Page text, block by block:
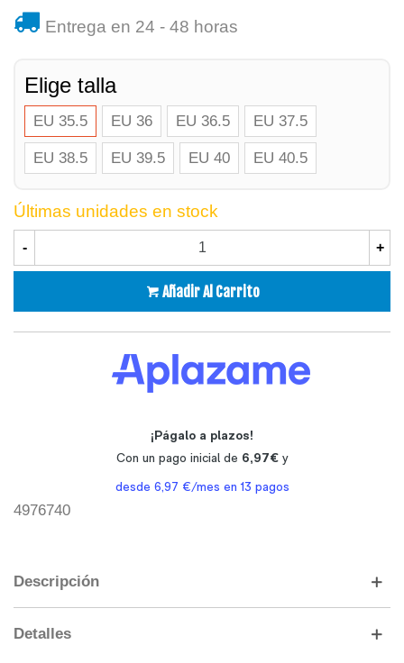
Entrega en 24 - 48 horas
Elige talla
EU 35.5 EU 36 EU 36.5 EU 37.5
EU 38.5 EU 39.5 EU 40 EU 40.5
Últimas unidades en stock
- +
Añadir Al Carrito
4976740
Descripción
Detalles